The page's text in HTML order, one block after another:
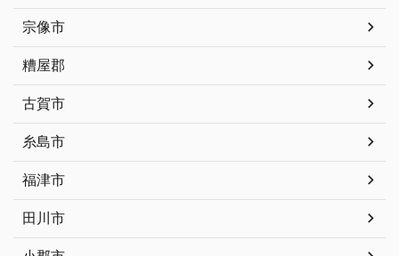
宗像市
糟屋郡
古賀市
糸島市
福津市
田川市